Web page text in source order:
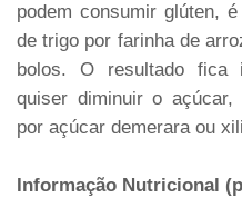
podem consumir glúten,
de trigo por farinha de
bolos. O resultado fica
quiser diminuir o
por açúcar demerara ou
Informação Nutricional